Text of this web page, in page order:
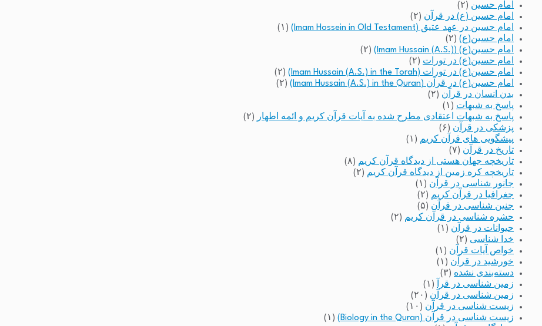
امام حسین (۲)
امام حسین (ع) در قرآن (۲)
امام حسین در عهد عتیق (Imam Hossein in Old Testament)
(۱)
امام حسین(ع) (۲)
امام حسین(ع) (Imam Hussain (A.S.))
(۲)
امام حسین(ع) در تورات (۲)
امام حسین(ع) در تورات (Imam Hussain (A.S.) in the Torah)
(۲)
امام حسین(ع) در قرآن (Imam Hussain (A.S.) in the Quran)
(۲)
بدن انسان در قرآن (۲)
پاسخ به شبهات (۱)
پاسخ به شبهات اعتقادی مطرح شده به آیات قرآن کریم و ائمه اطهار
(۲)
پزشکی در قرآن (۶)
پیشگویی های قرآن کریم (۱)
تاریخ در قرآن (۷)
تاریخچه جهان هستی از دیدگاه قرآن کریم (۸)
تاریخچه کره زمین از دیدگاه قرآن کریم (۲)
جانور شناسی در قرآن (۱)
جغرافیا در قرآن کریم (۲)
جنین شناسی در قرآن (۵)
حشره شناسی در قرآن کریم (۲)
حیوانات در قرآن (۱)
خدا شناسی (۲)
خواص آیات قرآن (۱)
خورشید در قرآن (۱)
دسته‌بندی نشده (۳)
زمین شناسی در قرآ
(۱)
زمین شناسی در قرآن (۲۰)
زیست شناسی در قرآن (۱۰)
زیست شناسی در قرآن (Biology in the Quran)
(۱)